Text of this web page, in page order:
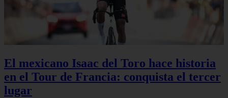
El mexicano Isaac del Toro hace historia
en el Tour de Francia: conquista el tercer
lugar